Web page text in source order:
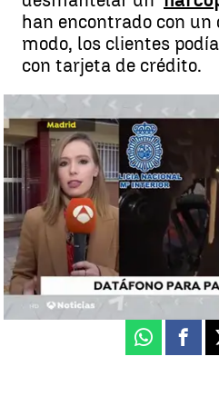
han encontrado con un
modo, los clientes
con tarjeta de crédito.
Abierto 24 horas y con la posibilidad
último 'narcopiso' que ha
Antena 3 Noticias
Actualizado:21 de noviembre
Publicado:21 de noviembre de
Whatsapp